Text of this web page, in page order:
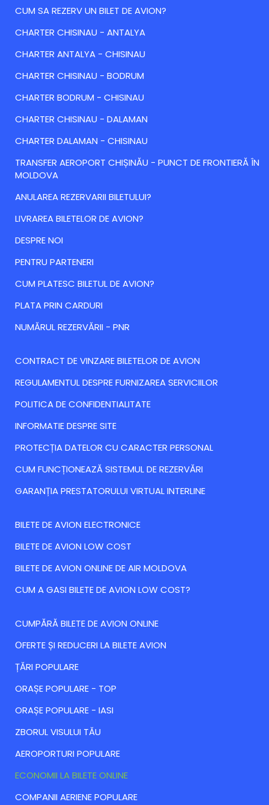
CUM SA REZERV UN BILET DE AVION?
CHARTER CHISINAU - ANTALYA
CHARTER ANTALYA - CHISINAU
CHARTER CHISINAU - BODRUM
CHARTER BODRUM - CHISINAU
CHARTER CHISINAU - DALAMAN
CHARTER DALAMAN - CHISINAU
TRANSFER AEROPORT CHIȘINĂU - PUNCT DE FRONTIERĂ ÎN
MOLDOVA
ANULAREA REZERVARII BILETULUI?
LIVRAREA BILETELOR DE AVION?
DESPRE NOI
PENTRU PARTENERI
CUM PLATESC BILETUL DE AVION?
PLATA PRIN CARDURI
NUMĂRUL REZERVĂRII - PNR
CONTRACT DE VINZARE BILETELOR DE AVION
REGULAMENTUL DESPRE FURNIZAREA SERVICIILOR
POLITICA DE CONFIDENTIALITATE
INFORMATIE DESPRE SITE
PROTECȚIA DATELOR CU CARACTER PERSONAL
CUM FUNCȚIONEAZĂ SISTEMUL DE REZERVĂRI
GARANȚIA PRESTATORULUI VIRTUAL INTERLINE
BILETE DE AVION ELECTRONICE
BILETE DE AVION LOW COST
BILETE DE AVION ONLINE DE AIR MOLDOVA
CUM A GASI BILETE DE AVION LOW COST?
CUMPĂRĂ BILETE DE AVION ONLINE
ОFERTE ȘI REDUCERI LA BILETE AVION
ȚĂRI POPULARE
ORAȘE POPULARE - TOP
ORAȘE POPULARE - IASI
ZBORUL VISULUI TĂU
AEROPORTURI POPULARE
ECONOMII LA BILETE ONLINE
COMPANII AERIENE POPULARE